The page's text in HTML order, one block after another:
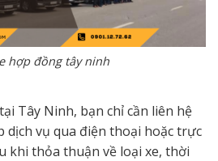
hợp đồng tây ninh
Tây Ninh, bạn chỉ cần liên hệ
dịch vụ qua điện thoại hoặc trực
khi thỏa thuận về loại xe, thời